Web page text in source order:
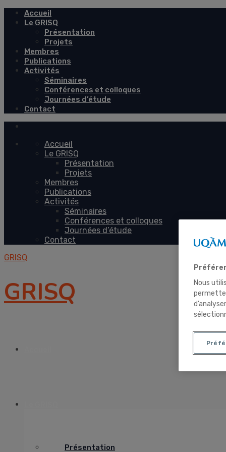
Accueil
Le GRISQ
Présentation
Projets
Membres
Publications
Activités
Séminaires
Conférences et colloques
Journées d’étude
Contact
Accueil
Le GRISQ
Présentation
Projets
Membres
Publications
Activités
Séminaires
Conférences et colloques
Journées d’étude
Contact
GRISQ
GRISQ
Présentation
Nous